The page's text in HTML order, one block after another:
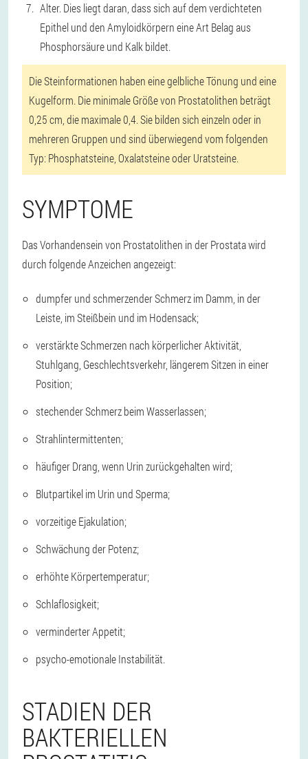
Alter. Dies liegt daran, dass sich auf dem verdichteten
Epithel und den Amyloidkörpern eine Art Belag aus
Phosphorsäure und Kalk bildet.
Die Steinformationen haben eine gelbliche Tönung und eine
Kugelform. Die minimale Größe von Prostatolithen beträgt
0,25 cm, die maximale 0,4. Sie bilden sich einzeln oder in
mehreren Gruppen und sind überwiegend vom folgenden
Typ: Phosphatsteine, Oxalatsteine oder Uratsteine.
SYMPTOME
Das Vorhandensein von Prostatolithen in der Prostata wird
durch folgende Anzeichen angezeigt:
dumpfer und schmerzender Schmerz im Damm, in der
Leiste, im Steißbein und im Hodensack;
verstärkte Schmerzen nach körperlicher Aktivität,
Stuhlgang, Geschlechtsverkehr, längerem Sitzen in einer
Position;
stechender Schmerz beim Wasserlassen;
Strahlintermittenten;
häufiger Drang, wenn Urin zurückgehalten wird;
Blutpartikel im Urin und Sperma;
vorzeitige Ejakulation;
Schwächung der Potenz;
erhöhte Körpertemperatur;
Schlaflosigkeit;
verminderter Appetit;
psycho-emotionale Instabilität.
STADIEN DER
BAKTERIELLEN